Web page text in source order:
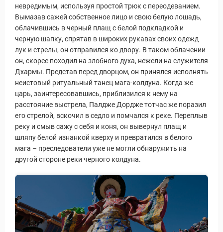
Туры
невредимым, используя простой трюк с переодеванием.
Вымазав сажей собственное лицо и свою белую лошадь,
облачившись в черный плащ с белой подкладкой и
черную шапку, спрятав в широких рукавах своих одежд
лук и стрелы, он отправился ко двору. В таком облачении
он, скорее походил на злобного духа, нежели на служителя
Дхармы. Представ перед дворцом, он принялся исполнять
неистовый ритуальный танец мага-колдуна. Когда же
царь, заинтересовавшись, приблизился к нему на
расстояние выстрела, Палдже Дордже тотчас же поразил
его стрелой, вскочил в седло и помчался к реке. Переплыв
реку и смыв сажу с себя и коня, он вывернул плащ и
шляпу белой изнанкой кверху и превратился в белого
мага – преследователи уже не могли обнаружить на
другой стороне реки черного колдуна.